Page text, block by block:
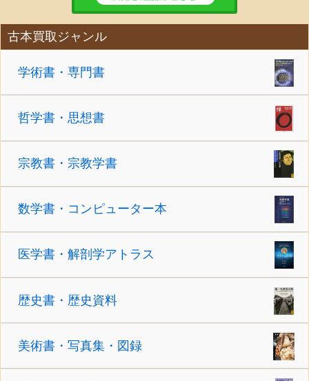
古本買取ジャンル
学術書・専門書
哲学書・思想書
宗教書・宗教学書
数学書・コンピューター本
医学書・解剖学アトラス
歴史書・歴史資料
美術書・写真集・図録